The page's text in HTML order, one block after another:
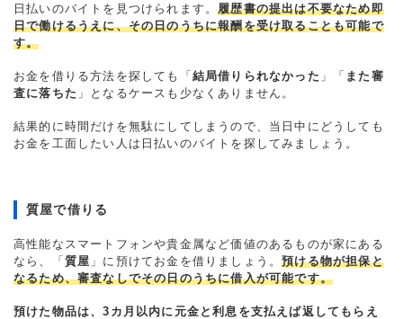
日払いのバイトを見つけられます。履歴書の提出は不要なため即
日で働けるうえに、その日のうちに報酬を受け取ることも可能で
す。
お金を借りる方法を探しても「 結局借りられなかった 」「 また審
査に落ちた 」となるケースも少なくありません。
結果的に時間だけを無駄にしてしまうので、当日中にどうしても
お金を工面したい人は日払いのバイトを探してみましょう。
質屋で借りる
高性能なスマートフォンや貴金属など価値のあるものが家にある
なら、「 質屋 」に預けてお金を借りましょう。預ける物が担保と
なるため、審査なしでその日のうちに借入が可能です。
預けた物品は、3カ月以内に元金と利息を支払えば返してもらえ